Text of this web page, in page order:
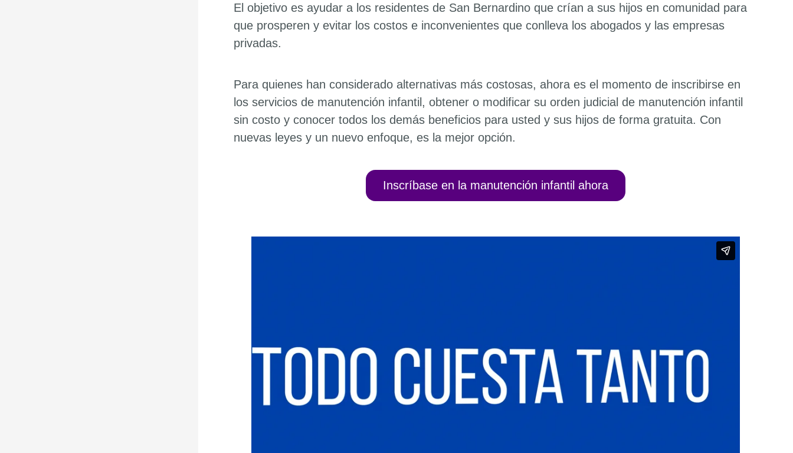
El objetivo es ayudar a los residentes de San Bernardino que crían a sus hijos en comunidad para
que prosperen y evitar los costos e inconvenientes que conlleva los abogados y las empresas
privadas.
Para quienes han considerado alternativas más costosas, ahora es el momento de inscribirse en
los servicios de manutención infantil, obtener o modificar su orden judicial de manutención infantil
sin costo y conocer todos los demás beneficios para usted y sus hijos de forma gratuita. Con
nuevas leyes y un nuevo enfoque, es la mejor opción.
Inscríbase en la manutención infantil ahora